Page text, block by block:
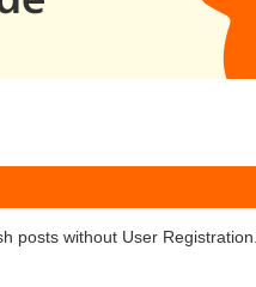
posts without User